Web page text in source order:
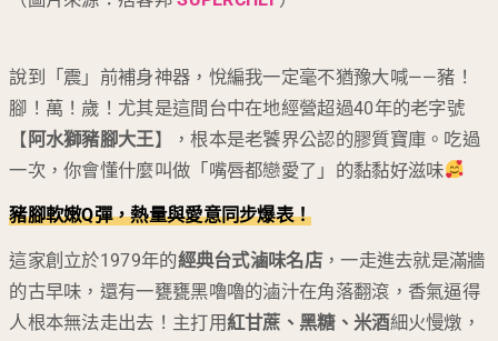
說到「震」前補身神器，悅編我一定毫不猶豫大喊——豬！
腳！萬！歲！尤其是這間台中在地經營超過40年的老字號
【 阿水獅豬腳大王】，根本是老饕界公認的膠質寶庫。吃過
一次，你會懂什麼叫做「嘴唇都戀愛了」的黏黏好滋味
豬腳軟嫩Q彈，熱量與愛意同步爆表！
這家創立於1979年的經典台式滷味名店，一走進去就是滿牆
的古早味，還有一甕甕黑嚕嚕的滷汁在角落翻滾，香氣逼得
人根本無法走出去！主打用紅甘蔗、黑糖、米酒細火慢燉，